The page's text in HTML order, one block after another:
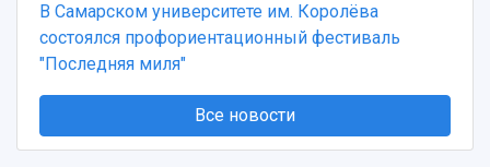
В Самарском университете им. Королёва
состоялся профориентационный фестиваль
"Последняя миля"
Все новости